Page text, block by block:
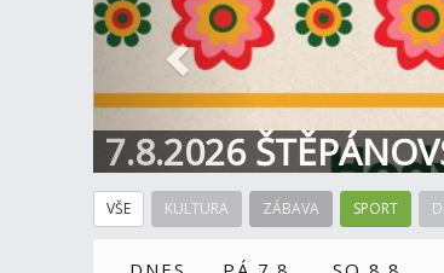
7.8.2026
VŠE KULTURA ZÁBAVA SPORT